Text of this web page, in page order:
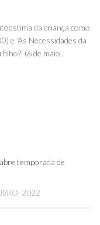
da criança como
e ‘As Necessidades da
(6 de maio,
temporada de
2022